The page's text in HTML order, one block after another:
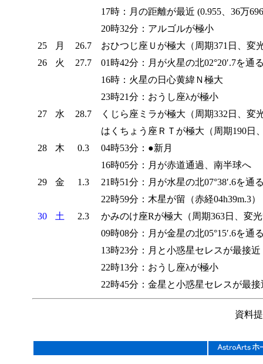
17時：月の距離が最近 (0.955、36万
20時32分：アルゴルが極小
25
月 26.7
おひつじ座Ｕが極大（周期371日、
26
火 27.7
01時42分：月が火星の北02°20′.7を
16時：火星の日心黄緯Ｎ極大
23時21分：おうし座λが極小
27
水 28.7
くじら座ミラが極大（周期332日、変
はくちょう座ＲＴが極大（周期190日
28
木 0.3
04時53分：●新月
16時05分：月が赤道通過、南半球へ
29
金 1.3
21時51分：月が水星の北07°38′.6を
22時59分：木星が留（赤経04h39m.3）
30
土 2.3
かみのけ座Rが極大（周期363日、変
09時08分：月が金星の北05°15′.6を通
13時23分：月と小惑星セレスが最接
22時13分：おうし座λが極小
22時45分：金星と小惑星セレスが最接
資料